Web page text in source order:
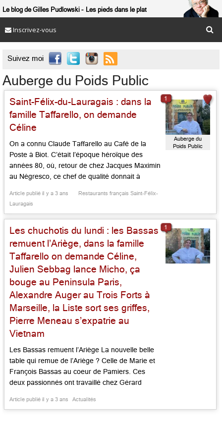
Le blog de Gilles Pudlowski Les pieds dans le plat
Inscrivez-vous
Suivez moi 
Auberge du Poids Public
Saint-Félix-du-Lauragais : dans la
famille Taffarello, on demande
Céline
On a connu Claude Taffarello au Café de la
Poste à Biot. C’était l’époque héroïque des
années 80, où, retour de chez Jacques Maximin
au Négresco, ce chef de qualité donnait à
du Lauragais dans une auberge de tradition, à
l’orée d’un beau village perché sur une
campagne […]...
Article publié il y a 3 ans
Restaurants français Saint-Félix-
Lauragais
Auberge du
Poids Public
1
Les chuchotis du lundi : les Bassas
remuent l’Ariège, dans la famille
Taffarello on demande Céline,
Julien Sebbag lance Micho, ça
bouge au Peninsula Paris,
Alexandre Auger au Trois Forts à
Marseille, la Liste sort ses griffes,
Pierre Meneau s’expatrie au
Vietnam
Les Bassas remuent l’Ariège La nouvelle belle
table qui remue de l’Ariège ? Celle de Marie et
François Bassas au coeur de Pamiers. Ces
deux passionnés ont travaillé chez Gérard
maîtrise, rigueur, saveurs justes et
Article publié il y a 3 ans Actualités
1